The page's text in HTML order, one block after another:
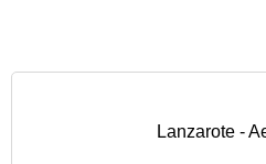
Lanzarote -